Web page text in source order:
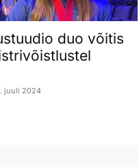
duo võitis
juuli 2024